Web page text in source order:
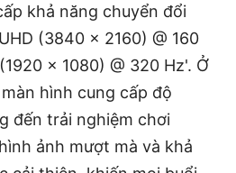
khả năng chuyển đổi
(3840 x 2160) @ 160
x 1080) @ 320 Hz'. Ở
hình cung cấp độ
đến trải nghiệm chơi
ảnh mượt mà và khả